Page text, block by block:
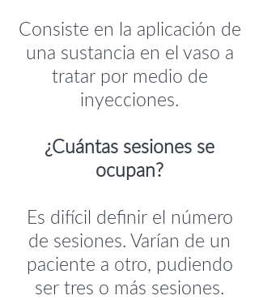
Consiste en la aplicación de
una sustancia en el vaso a
tratar por medio de
inyecciones.
¿Cuántas sesiones se
ocupan?
Es difícil definir el número
de sesiones. Varían de un
paciente a otro, pudiendo
ser tres o más sesiones.